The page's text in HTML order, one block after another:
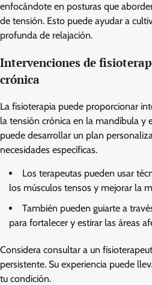
enfocándote en posturas que
de tensión. Esto puede ayudar a
profunda de relajación.
Intervenciones de
crónica
La fisioterapia puede proporcionar
la tensión crónica en la mandíbula y
puede desarrollar un plan
necesidades específicas.
Los terapeutas pueden usar
los músculos tensos y mejorar la
También pueden guiarte a
para fortalecer y estirar las áreas
Considera consultar a un
persistente. Su experiencia puede
tu condición.